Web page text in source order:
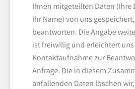
Ihnen mitgeteilten Daten (Ihre
Ihr Name) von uns
beantworten. Die Angabe
ist freiwillig und erleichtert
Kontaktaufnahme zur
Anfrage. Die in diesem
anfallenden Daten löschen